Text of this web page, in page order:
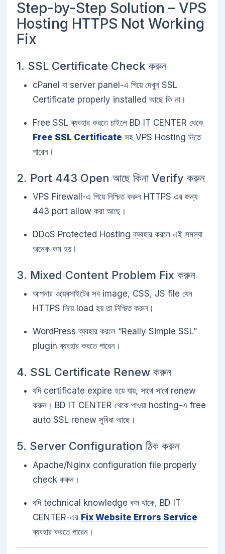
Step-by-Step Solution – VPS
Hosting HTTPS Not Working
Fix
1. SSL Certificate Check করুন
cPanel বা server panel-এ গিয়ে দেখুন SSL
Certificate properly installed আছে কি না।
Free SSL ব্যবহার করতে চাইলে BD IT CENTER থেকে
Free SSL Certificate সহ VPS Hosting নিতে
পারেন।
2. Port 443 Open আছে কিনা Verify করুন
VPS Firewall-এ গিয়ে নিশ্চিত করুন HTTPS এর জন্য
443 port allow করা আছে।
DDoS Protected Hosting ব্যবহার করলে এই সমস্যা
অনেক কম হয়।
3. Mixed Content Problem Fix করুন
আপনার ওয়েবসাইটের সব image, CSS, JS file যেন
HTTPS দিয়ে load হয় তা নিশ্চিত করুন।
WordPress ব্যবহার করলে “Really Simple SSL”
plugin ব্যবহার করতে পারেন।
4. SSL Certificate Renew করুন
যদি certificate expire হয়ে যায়, সাথে সাথে renew
করুন। BD IT CENTER থেকে পাওয়া hosting-এ free
auto SSL renew সুবিধা আছে।
5. Server Configuration ঠিক করুন
Apache/Nginx configuration file properly
check করুন।
যদি technical knowledge কম থাকে, BD IT
CENTER-এর Fix Website Errors Service
ব্যবহার করতে পারেন।